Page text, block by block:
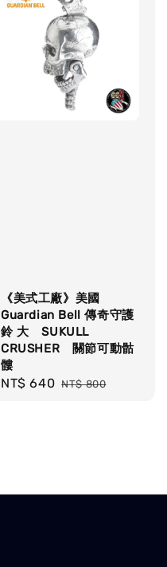
《美式工廠》美國
Guardian Bell 傳奇守護
鈴 大 SUKULL
CRUSHER 關節可動骷
髏
Sale
NT$ 640 Regular
NT$ 800